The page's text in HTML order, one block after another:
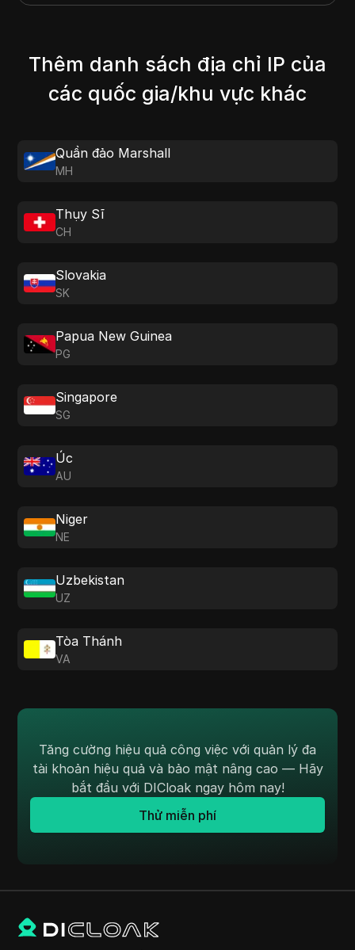
Thêm danh sách địa chỉ IP của
các quốc gia/khu vực khác
Quần đảo Marshall
MH
Thụy Sĩ
CH
Slovakia
SK
Papua New Guinea
PG
Singapore
SG
Úc
AU
Niger
NE
Uzbekistan
UZ
Tòa Thánh
VA
Tăng cường hiệu quả công việc với quản lý đa
tài khoản hiệu quả và bảo mật nâng cao — Hãy
bắt đầu với DICloak ngay hôm nay!
Thử miễn phí